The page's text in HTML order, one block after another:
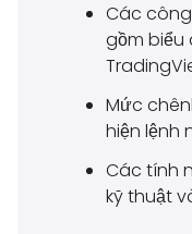
Các
gồm biểu
Mức
hiện lệnh
Các tính
kỹ thuật